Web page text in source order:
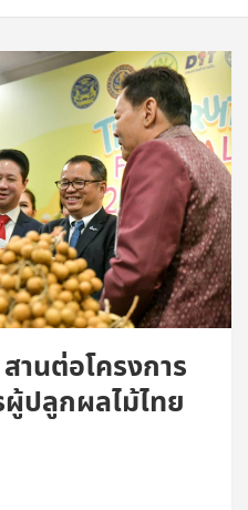
านต่อโครงการ
ปลูกผลไม้ไทย